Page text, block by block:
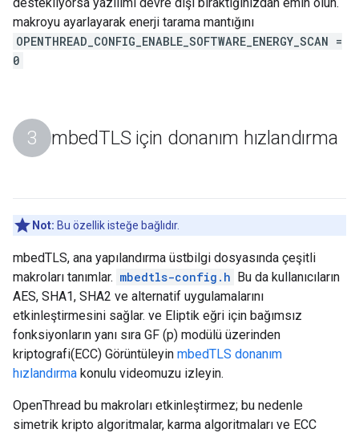
makroyu ayarlayarak enerji tarama mantığını
OPENTHREAD_CONFIG_ENABLE_SOFTWARE_ENERGY_SCAN =
0
mbedTLS için donanım hızlandırma
Not: Bu özellik isteğe bağlıdır.
mbedTLS, ana yapılandırma üstbilgi dosyasında çeşitli
makroları tanımlar. mbedtls-config.h Bu da kullanıcıların
AES, SHA1, SHA2 ve alternatif uygulamalarını
etkinleştirmesini sağlar. ve Eliptik eğri için bağımsız
fonksiyonların yanı sıra GF (p) modülü üzerinden
kriptografi(ECC) Görüntüleyin mbedTLS donanım
hızlandırma konulu videomuzu izleyin.
OpenThread bu makroları etkinleştirmez; bu nedenle
simetrik kripto algoritmalar, karma algoritmaları ve ECC